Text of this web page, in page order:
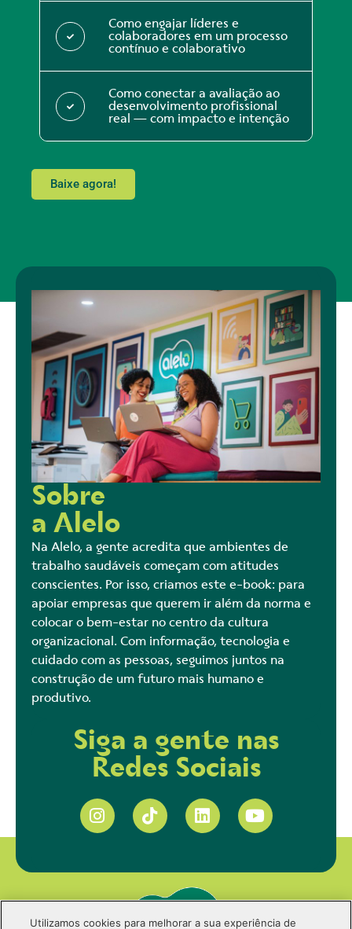
Como engajar líderes e
colaboradores em um processo
contínuo e colaborativo
Como conectar a avaliação ao
desenvolvimento profissional
real — com impacto e intenção
Baixe agora!
Sobre
a Alelo
Na Alelo, a gente acredita que ambientes de
trabalho saudáveis começam com atitudes
conscientes. Por isso, criamos este e-book: para
apoiar empresas que querem ir além da norma e
colocar o bem-estar no centro da cultura
organizacional. Com informação, tecnologia e
cuidado com as pessoas, seguimos juntos na
construção de um futuro mais humano e
produtivo.
Siga a gente nas
Redes Sociais
Utilizamos cookies para melhorar a sua experiência de